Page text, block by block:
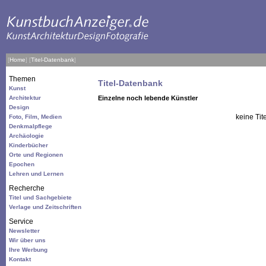
[Home] [Titel-Datenbank]
Themen
Kunst
Architektur
Design
Foto, Film, Medien
Denkmalpflege
Archäologie
Kinderbücher
Orte und Regionen
Epochen
Lehren und Lernen
Recherche
Titel und Sachgebiete
Verlage und Zeitschriften
Service
Newsletter
Wir über uns
Ihre Werbung
Kontakt
Titel-Datenbank
Einzelne noch lebende Künstler
keine